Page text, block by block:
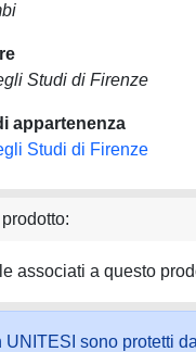
Studi di Firenze
appartenenza
Studi di Firenze
associati a questo
UNITESI sono protetti